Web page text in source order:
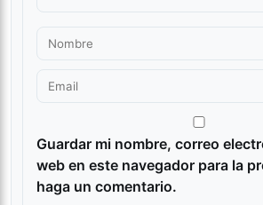
Guardar mi nombre, correo
web en este navegador para la
haga un comentario.